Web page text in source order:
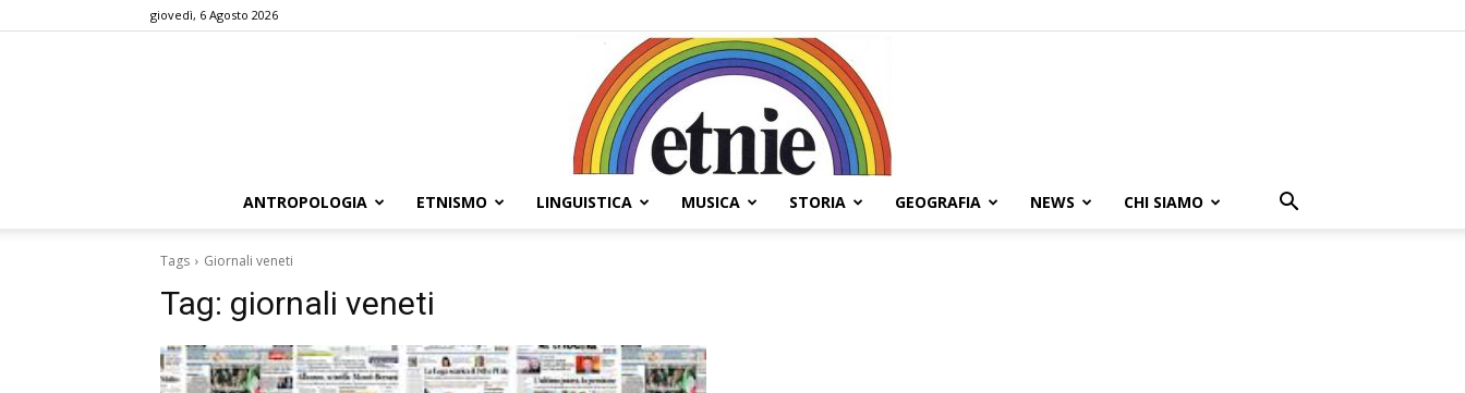
giovedì, 6 Agosto 2026
ANTROPOLOGIA ETNISMO LINGUISTICA MUSICA STORIA GEOGRAFIA NEWS CHI SIAMO
Tags Giornali veneti
Tag: giornali veneti